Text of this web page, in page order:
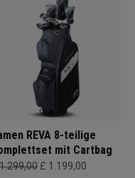
REVA 8-teilige
mit Cartbag
£ 1.199,00